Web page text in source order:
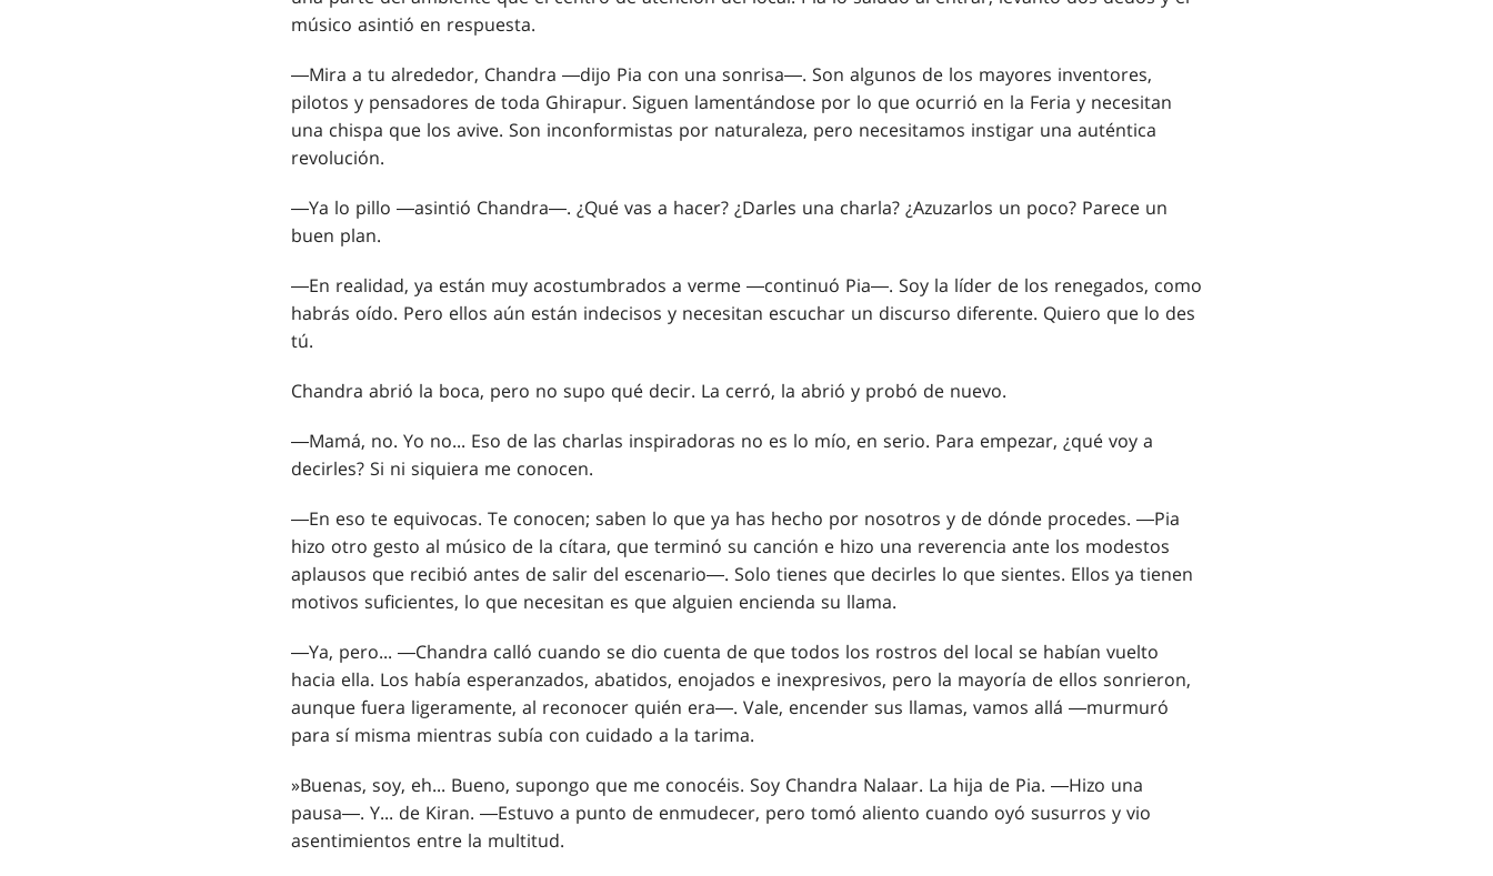
músico asintió en respuesta.
―Mira a tu alrededor, Chandra ―dijo Pia con una sonrisa―. Son algunos de los mayores inventores,
pilotos y pensadores de toda Ghirapur. Siguen lamentándose por lo que ocurrió en la Feria y necesitan
una chispa que los avive. Son inconformistas por naturaleza, pero necesitamos instigar una auténtica
revolución.
―Ya lo pillo ―asintió Chandra―. ¿Qué vas a hacer? ¿Darles una charla? ¿Azuzarlos un poco? Parece un
buen plan.
―En realidad, ya están muy acostumbrados a verme ―continuó Pia―. Soy la líder de los renegados, como
habrás oído. Pero ellos aún están indecisos y necesitan escuchar un discurso diferente. Quiero que lo des
tú.
Chandra abrió la boca, pero no supo qué decir. La cerró, la abrió y probó de nuevo.
―Mamá, no. Yo no... Eso de las charlas inspiradoras no es lo mío, en serio. Para empezar, ¿qué voy a
decirles? Si ni siquiera me conocen.
―En eso te equivocas. Te conocen; saben lo que ya has hecho por nosotros y de dónde procedes. ―Pia
hizo otro gesto al músico de la cítara, que terminó su canción e hizo una reverencia ante los modestos
aplausos que recibió antes de salir del escenario―. Solo tienes que decirles lo que sientes. Ellos ya tienen
motivos suficientes, lo que necesitan es que alguien encienda su llama.
―Ya, pero... ―Chandra calló cuando se dio cuenta de que todos los rostros del local se habían vuelto
hacia ella. Los había esperanzados, abatidos, enojados e inexpresivos, pero la mayoría de ellos sonrieron,
aunque fuera ligeramente, al reconocer quién era―. Vale, encender sus llamas, vamos allá ―murmuró
para sí misma mientras subía con cuidado a la tarima.
»Buenas, soy, eh... Bueno, supongo que me conocéis. Soy Chandra Nalaar. La hija de Pia. ―Hizo una
pausa―. Y... de Kiran. ―Estuvo a punto de enmudecer, pero tomó aliento cuando oyó susurros y vio
asentimientos entre la multitud.